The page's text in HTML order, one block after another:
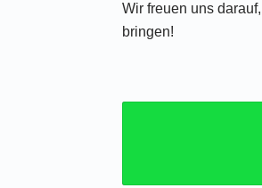
Wir freuen uns
bringen!